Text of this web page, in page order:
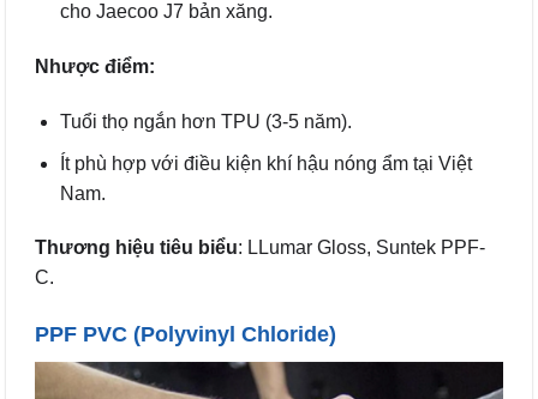
cho Jaecoo J7 bản xăng.
Nhược điểm:
Tuổi thọ ngắn hơn TPU (3-5 năm).
Ít phù hợp với điều kiện khí hậu nóng ẩm tại Việt
Nam.
Thương hiệu tiêu biểu: LLumar Gloss, Suntek PPF-
C.
PPF PVC (Polyvinyl Chloride)